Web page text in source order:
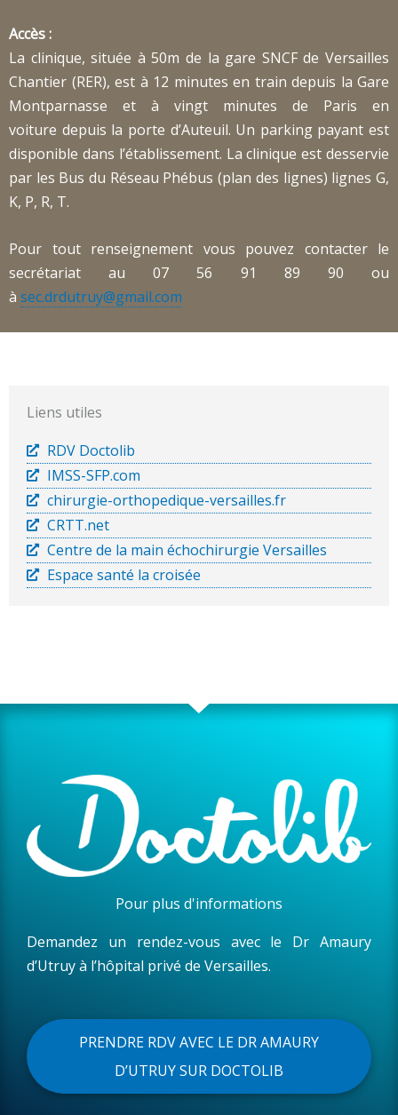
Accès :
La clinique, située à 50m de la gare SNCF de Versailles
Chantier (RER), est à 12 minutes en train depuis la Gare
Montparnasse et à vingt minutes de Paris en
voiture depuis la porte d’Auteuil. Un parking payant est
disponible dans l’établissement. La clinique est desservie
par les Bus du Réseau Phébus (plan des lignes) lignes G,
K, P, R, T.
Pour tout renseignement vous pouvez contacter le
secrétariat au 07 56 91 89 90 ou
à sec.drdutruy@gmail.com
Liens utiles
RDV Doctolib
IMSS-SFP.com
chirurgie-orthopedique-versailles.fr
CRTT.net
Centre de la main échochirurgie Versailles
Espace santé la croisée
Pour plus d'informations
Demandez un rendez-vous avec le Dr Amaury
d’Utruy à l’hôpital privé de Versailles.
PRENDRE RDV AVEC LE DR AMAURY
D’UTRUY SUR DOCTOLIB